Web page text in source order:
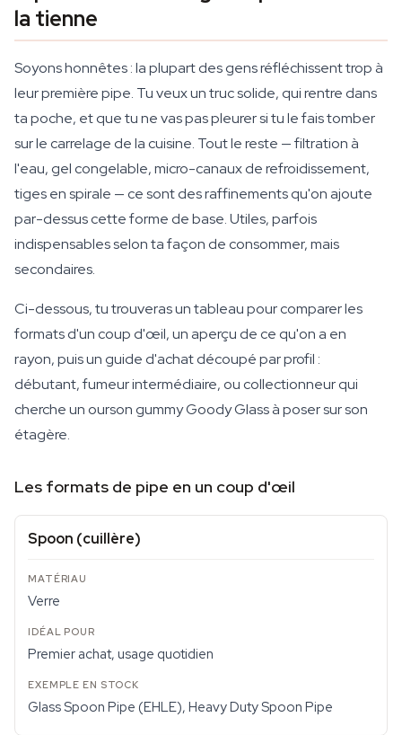
la tienne
Soyons honnêtes : la plupart des gens réfléchissent trop à
leur première pipe. Tu veux un truc solide, qui rentre dans
ta poche, et que tu ne vas pas pleurer si tu le fais tomber
sur le carrelage de la cuisine. Tout le reste — filtration à
l'eau, gel congelable, micro-canaux de refroidissement,
tiges en spirale — ce sont des raffinements qu'on ajoute
par-dessus cette forme de base. Utiles, parfois
indispensables selon ta façon de consommer, mais
secondaires.
Ci-dessous, tu trouveras un tableau pour comparer les
formats d'un coup d'œil, un aperçu de ce qu'on a en
rayon, puis un guide d'achat découpé par profil :
débutant, fumeur intermédiaire, ou collectionneur qui
cherche un ourson gummy Goody Glass à poser sur son
étagère.
Les formats de pipe en un coup d'œil
Spoon (cuillère)
Verre
Premier achat, usage quotidien
Glass Spoon Pipe (EHLE), Heavy Duty Spoon Pipe